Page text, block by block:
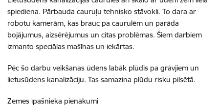
spiediena. Pārbauda cauruļu tehnisko stāvokli. To dara ar
robotu kamerām, kas brauc pa caurulēm un parāda
bojājumus, aizsērējumus un citas problēmas. Šiem darbiem
izmanto speciālas mašīnas un iekārtas.
Pēc šo darbu veikšanas ūdens labāk plūdīs pa grāvjiem un
lietusūdens kanalizāciju. Tas samazina plūdu risku pilsētā.
Zemes īpašnieka pienākumi